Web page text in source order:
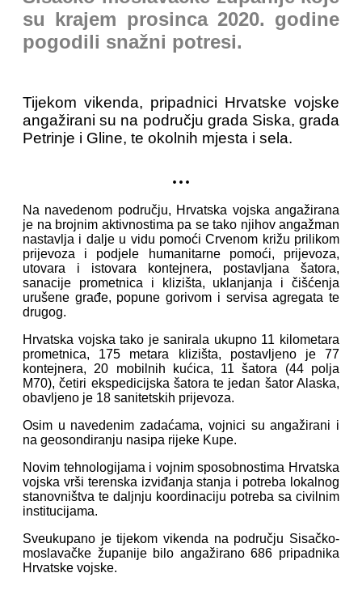
su krajem prosinca 2020. godine
pogodili snažni potresi.
Tijekom vikenda, pripadnici Hrvatske vojske
angažirani su na području grada Siska, grada
Petrinje i Gline, te okolnih mjesta i sela.
...
Na navedenom području, Hrvatska vojska angažirana
je na brojnim aktivnostima pa se tako njihov angažman
nastavlja i dalje u vidu pomoći Crvenom križu prilikom
prijevoza i podjele humanitarne pomoći, prijevoza,
utovara i istovara kontejnera, postavljana šatora,
sanacije prometnica i klizišta, uklanjanja i čišćenja
urušene građe, popune gorivom i servisa agregata te
drugog.
Hrvatska vojska tako je sanirala ukupno 11 kilometara
prometnica, 175 metara klizišta, postavljeno je 77
kontejnera, 20 mobilnih kućica, 11 šatora (44 polja
M70), četiri ekspedicijska šatora te jedan šator Alaska,
obavljeno je 18 sanitetskih prijevoza.
Osim u navedenim zadaćama, vojnici su angažirani i
na geosondiranju nasipa rijeke Kupe.
Novim tehnologijama i vojnim sposobnostima Hrvatska
vojska vrši terenska izviđanja stanja i potreba lokalnog
stanovništva te daljnju koordinaciju potreba sa civilnim
institucijama.
Sveukupano je tijekom vikenda na području Sisačko-
moslavačke županije bilo angažirano 686 pripadnika
Hrvatske vojske.